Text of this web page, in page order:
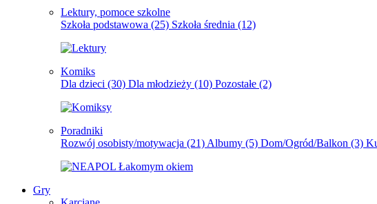
Lektury, pomoce szkolne
Szkoła podstawowa (25) Szkoła średnia (12)
Komiks
Dla dzieci (30) Dla młodzieży (10) Pozostałe (2)
Poradniki
Rozwój osobisty/motywacja (21) Albumy (5) Dom/Ogród/Balkon (3)
Gry